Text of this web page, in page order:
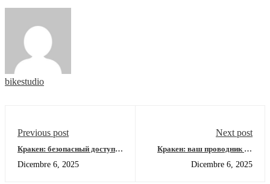
bikestudio
Previous post
Кракен: безопасный доступ к
Dicembre 6, 2025
Next post
Кракен: ваш проводник по
Dicembre 6, 2025